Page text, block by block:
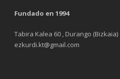
Fundado en 1994
Tabira Kalea 60 , Durango (Bizkaia)
ezkurdi.kt@gmail.com